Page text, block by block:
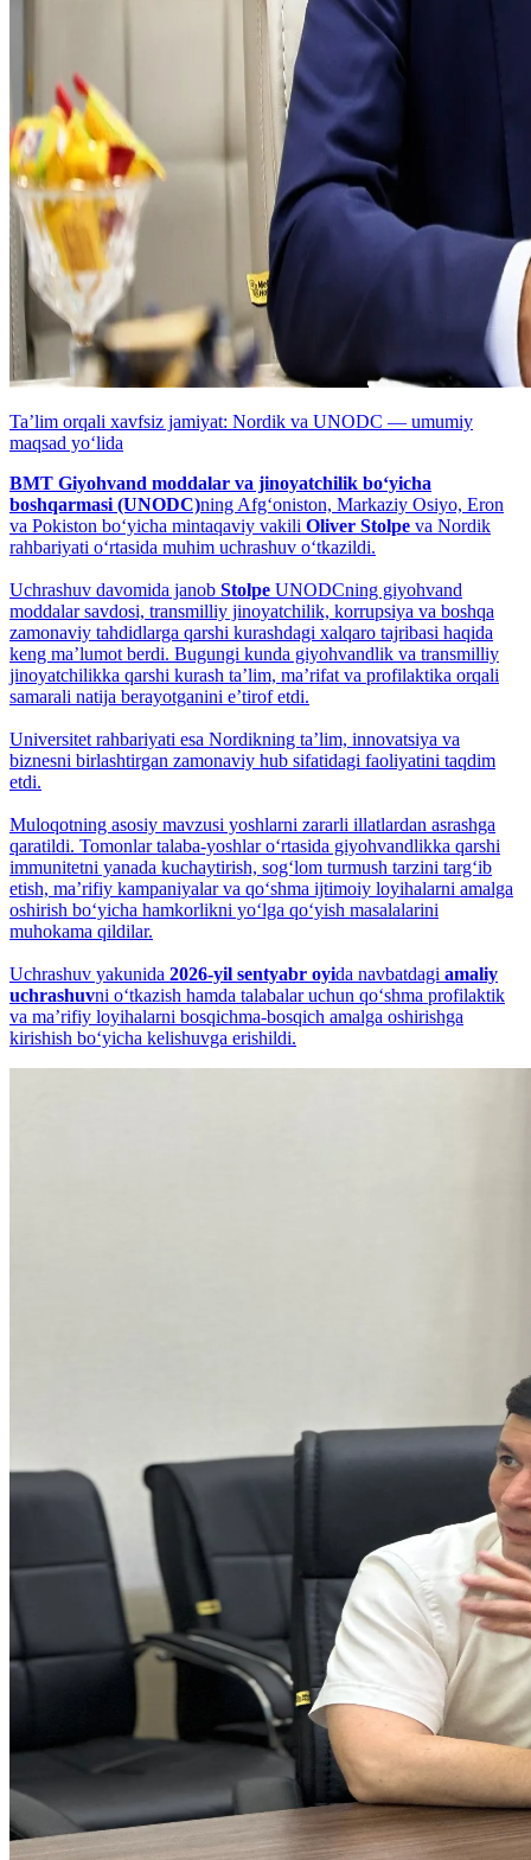
Taʼlim orqali xavfsiz jamiyat: Nordik va UNODC — umumiy
maqsad yo‘lida
BMT Giyohvand moddalar va jinoyatchilik bo‘yicha
boshqarmasi (UNODC)ning Afg‘oniston, Markaziy Osiyo, Eron
va Pokiston bo‘yicha mintaqaviy vakili Oliver Stolpe va Nordik
rahbariyati o‘rtasida muhim uchrashuv o‘tkazildi.
Uchrashuv davomida janob Stolpe UNODCning giyohvand
moddalar savdosi, transmilliy jinoyatchilik, korrupsiya va boshqa
zamonaviy tahdidlarga qarshi kurashdagi xalqaro tajribasi haqida
keng maʼlumot berdi. Bugungi kunda giyohvandlik va transmilliy
jinoyatchilikka qarshi kurash taʼlim, maʼrifat va profilaktika orqali
samarali natija berayotganini eʼtirof etdi.
Universitet rahbariyati esa Nordikning taʼlim, innovatsiya va
biznesni birlashtirgan zamonaviy hub sifatidagi faoliyatini taqdim
etdi.
Muloqotning asosiy mavzusi yoshlarni zararli illatlardan asrashga
qaratildi. Tomonlar talaba-yoshlar o‘rtasida giyohvandlikka qarshi
immunitetni yanada kuchaytirish, sog‘lom turmush tarzini targ‘ib
etish, maʼrifiy kampaniyalar va qo‘shma ijtimoiy loyihalarni amalga
oshirish bo‘yicha hamkorlikni yo‘lga qo‘yish masalalarini
muhokama qildilar.
Uchrashuv yakunida 2026-yil sentyabr oyida navbatdagi amaliy
uchrashuvni o‘tkazish hamda talabalar uchun qo‘shma profilaktik
va maʼrifiy loyihalarni bosqichma-bosqich amalga oshirishga
kirishish bo‘yicha kelishuvga erishildi.